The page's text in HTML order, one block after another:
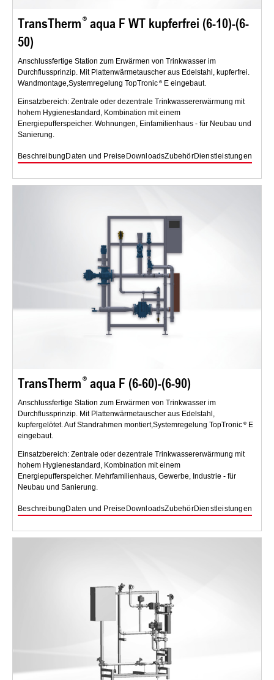
TransTherm aqua F WT kupferfrei (6-10)-(6-
50)
Anschlussfertige Station zum Erwärmen von Trinkwasser im
Durchflussprinzip. Mit Plattenwärmetauscher aus Edelstahl, kupferfrei.
Wandmontage,Systemregelung TopTronic
E eingebaut.
Einsatzbereich: Zentrale oder dezentrale Trinkwassererwärmung mit
hohem Hygienestandard, Kombination mit einem
Energiepufferspeicher. Wohnungen, Einfamilienhaus - für Neubau und
Sanierung.
BeschreibungDaten und Preise DownloadsZubehörDienstleistungen
TransTherm aqua F (6-60)-(6-90)
Anschlussfertige Station zum Erwärmen von Trinkwasser im
Durchflussprinzip. Mit Plattenwärmetauscher aus Edelstahl,
kupfergelötet. Auf Standrahmen montiert,Systemregelung TopTronic
E
eingebaut.
Einsatzbereich: Zentrale oder dezentrale Trinkwassererwärmung mit
hohem Hygienestandard, Kombination mit einem
Energiepufferspeicher. Mehrfamilienhaus, Gewerbe, Industrie - für
Neubau und Sanierung.
BeschreibungDaten und Preise DownloadsZubehörDienstleistungen